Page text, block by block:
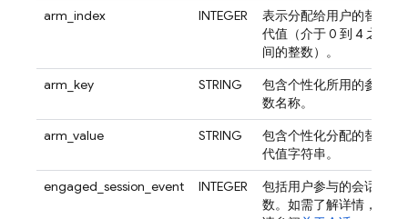
arm_index
INTEGER
表示分配给用户的替
代值（介于 0 到 4 之
间的整数）。
arm_key
STRING
包含个性化所用的参
数名称。
arm_value
STRING
包含个性化分配的替
代值字符串。
engaged_session_event
INTEGER
包括用户参与的会话
数。如需了解详情，